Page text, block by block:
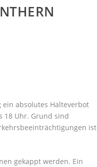
absolutes Halteverbot
18 Uhr. Grund sind
ist
gekappt werden. Ein